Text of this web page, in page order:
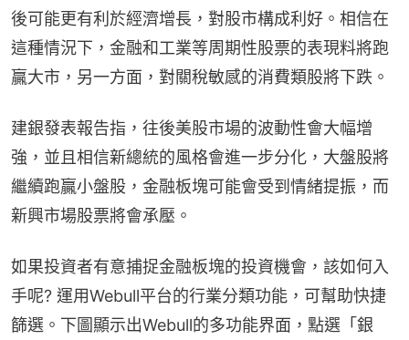
後可能更有利於經濟增長，對股市構成利好。相信在
這種情況下，金融和工業等周期性股票的表現料將跑
贏大市，另一方面，對關稅敏感的消費類股將下跌。
建銀發表報告指，往後美股市場的波動性會大幅增
強，並且相信新總統的風格會進一步分化，大盤股將
繼續跑贏小盤股，金融板塊可能會受到情緒提振，而
新興市場股票將會承壓。
如果投資者有意捕捉金融板塊的投資機會，該如何入
手呢? 運用Webull平台的行業分類功能，可幫助快捷
篩選。下圖顯示出Webull的多功能界面，點選「銀